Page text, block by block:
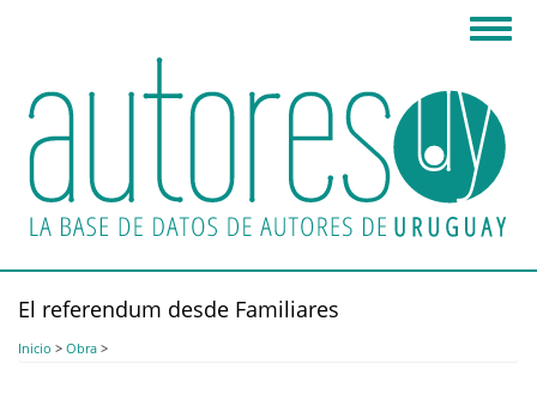
principal
El referendum desde Familiares
Inicio > Obra >